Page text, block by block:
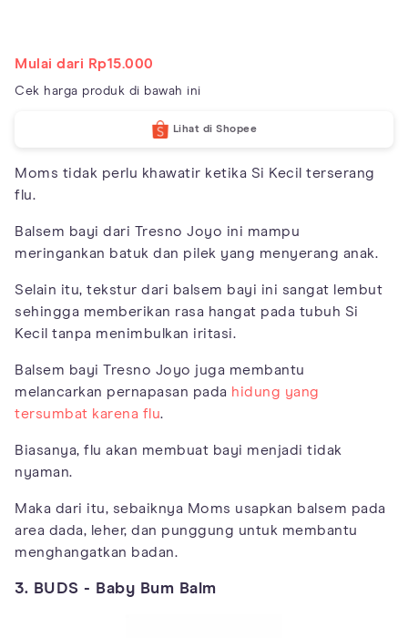
Mulai dari Rp15.000
Cek harga produk di bawah ini
Lihat di Shopee
Moms tidak perlu khawatir ketika Si Kecil terserang
flu.
Balsem bayi dari Tresno Joyo ini mampu
meringankan batuk dan pilek yang menyerang anak.
Selain itu, tekstur dari balsem bayi ini sangat lembut
sehingga memberikan rasa hangat pada tubuh Si
Kecil tanpa menimbulkan iritasi.
Balsem bayi Tresno Joyo juga membantu
melancarkan pernapasan pada hidung yang
tersumbat karena flu.
Biasanya, flu akan membuat bayi menjadi tidak
nyaman.
Maka dari itu, sebaiknya Moms usapkan balsem pada
area dada, leher, dan punggung untuk membantu
menghangatkan badan.
3. BUDS - Baby Bum Balm